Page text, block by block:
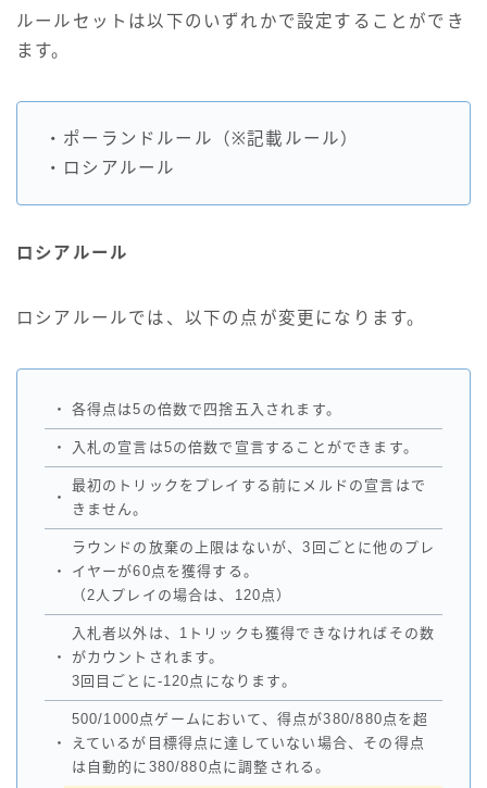
ルールセットは以下のいずれかで設定することができ
ます。
・ポーランドルール（※記載ルール）
・ロシアルール
ロシアルール
ロシアルールでは、以下の点が変更になります。
・ 各得点は5の倍数で四捨五入されます。
・ 入札の宣言は5の倍数で宣言することができます。
・
最初のトリックをプレイする前にメルドの宣言はで
きません。
・
ラウンドの放棄の上限はないが、3回ごとに他のプレ
イヤーが60点を獲得する。
（2人プレイの場合は、120点）
・
入札者以外は、1トリックも獲得できなければその数
がカウントされます。
3回目ごとに-120点になります。
・
500/1000点ゲームにおいて、得点が380/880点を超
えているが目標得点に達していない場合、その得点
は自動的に380/880点に調整される。